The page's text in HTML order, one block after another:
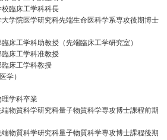
臨床工学科科長
院医学研究科先端生命医科学系専攻後期博士
工学科助教授（先端臨床工学研究室）
床工学科准教授
床工学科教授
）
学科卒業
質科学研究科量子物質科学専攻博士課程前期
質科学研究科量子物質科学専攻博士課程後期